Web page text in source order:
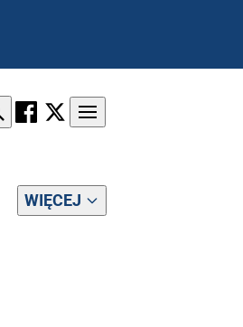
WIĘCEJ